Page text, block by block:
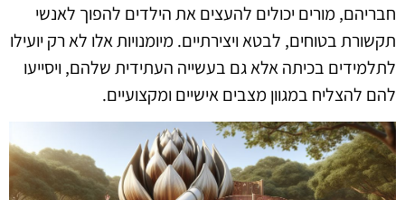
חבריהם, מורים יכולים להעצים את הילדים להפוך לאנשי
תקשורת בטוחים, לבטא ויצירתיים. מיומנויות אלו לא רק יועילו
לתלמידים בכיתה אלא גם בעשייה העתידית שלהם, ויסייעו
להם להצליח במגוון מצבים אישיים ומקצועיים.